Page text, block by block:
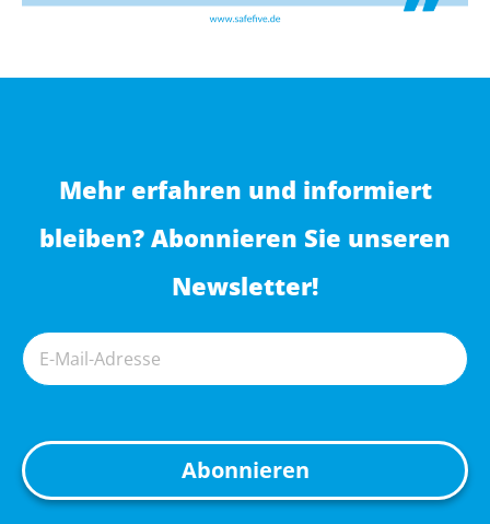
Mehr erfahren und informiert
bleiben? Abonnieren Sie unseren
Newsletter!